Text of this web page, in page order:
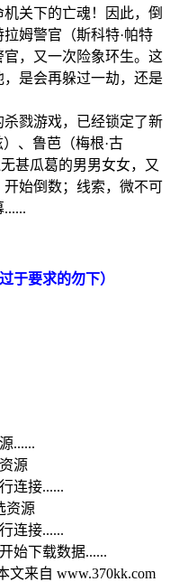
关下的亡魂！因此，倒
姆警官（斯科特·帕特
，又一次险象环生。这
是会再躲过一劫，还是
戮游戏，已经锁定了新
、鲁芭（梅根·古
甚瓜葛的男男女女，又
始倒数；线索，微不可
于要求的勿下）
......
源
连接......
资源
连接......
始下载数据......
文来自 www.370kk.com